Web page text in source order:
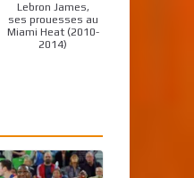
Lebron James,
ses prouesses au
Miami Heat (2010-
2014)